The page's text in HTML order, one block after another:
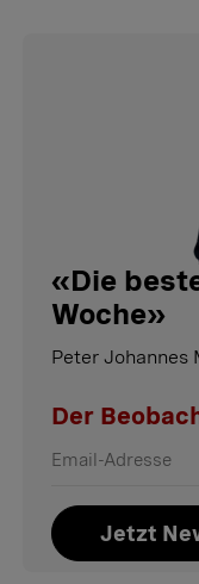
«Die
Woche»
Peter Johannes
Der
Jetzt